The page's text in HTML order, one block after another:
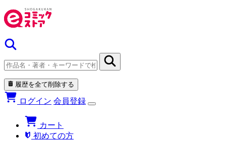
履歴を全て削除する
ログイン 会員登録
カート
初めての方